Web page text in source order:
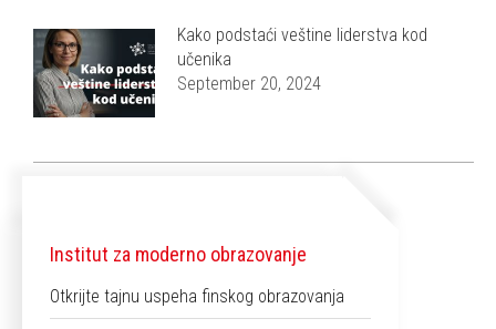
Kako podstaći veštine liderstva kod
učenika
September 20, 2024
Institut za moderno obrazovanje
Otkrijte tajnu uspeha finskog obrazovanja